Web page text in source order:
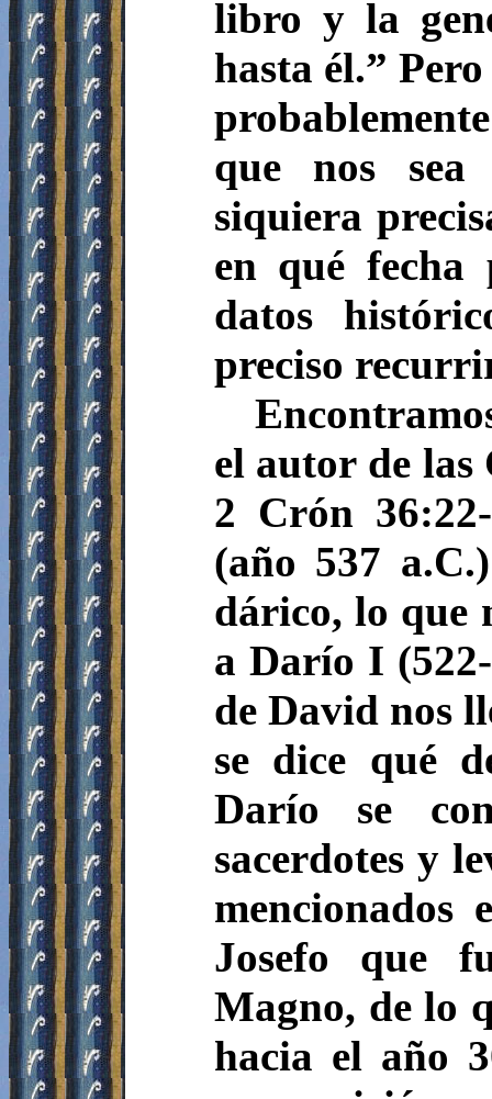
libro y la
hasta él.”
que nos
siquiera
en qué fecha
datos
preciso
el autor de las
2 Crón
(año 537
dárico, lo que
a Darío I
de David nos
se dice qué
Darío se
sacerdotes y
mencionados
Josefo que
Magno, de lo
hacia el año